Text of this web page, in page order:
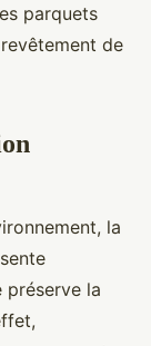
parquets
de
la
préserve la